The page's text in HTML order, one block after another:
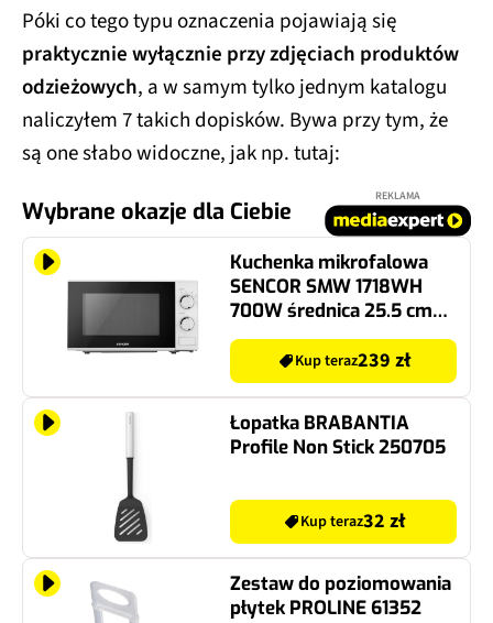
Póki co tego typu oznaczenia pojawiają się
praktycznie wyłącznie przy zdjęciach produktów
odzieżowych, a w samym tylko jednym katalogu
naliczyłem 7 takich dopisków. Bywa przy tym, że
są one słabo widoczne, jak np. tutaj:
Wybrane okazje dla Ciebie
REKLAMA
Kuchenka mikrofalowa
SENCOR SMW 1718WH
700W średnica 25.5 cm
pojemność 20L
Kup teraz239 zł
Łopatka BRABANTIA
Profile Non Stick 250705
Kup teraz32 zł
Zestaw do poziomowania
płytek PROLINE 61352